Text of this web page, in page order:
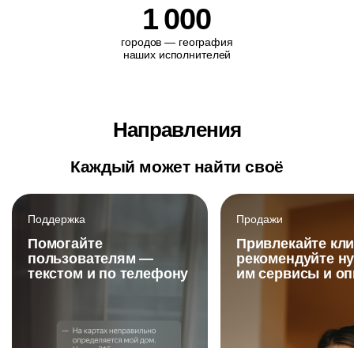
1000
городов — география
наших исполнителей
Направления
Каждый может найти своё
Поддержка
Помогайте
пользователям —
текстом и по телефону
Продажи
Привлекайте
рекомендуйте
им сервисы и